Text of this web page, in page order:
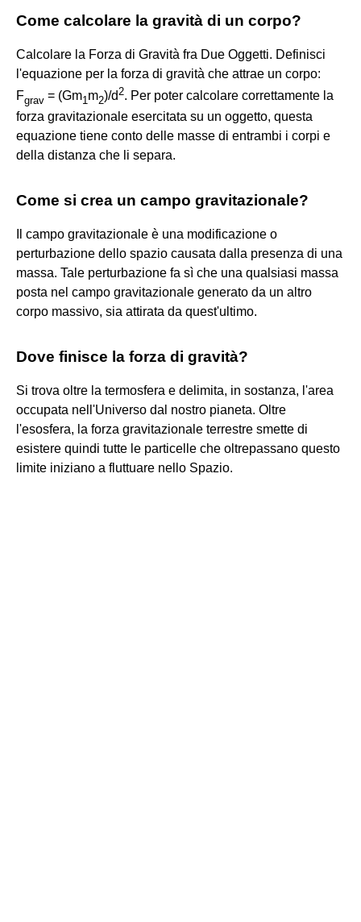
Come calcolare la gravità di un corpo?
Calcolare la Forza di Gravità fra Due Oggetti. Definisci
l'equazione per la forza di gravità che attrae un corpo:
Fgrav = (Gm1 m2)/d 2. Per poter calcolare correttamente la
forza gravitazionale esercitata su un oggetto, questa
equazione tiene conto delle masse di entrambi i corpi e
della distanza che li separa.
Come si crea un campo gravitazionale?
Il campo gravitazionale è una modificazione o
perturbazione dello spazio causata dalla presenza di una
massa. Tale perturbazione fa sì che una qualsiasi massa
posta nel campo gravitazionale generato da un altro
corpo massivo, sia attirata da quest'ultimo.
Dove finisce la forza di gravità?
Si trova oltre la termosfera e delimita, in sostanza, l'area
occupata nell'Universo dal nostro pianeta. Oltre
l'esosfera, la forza gravitazionale terrestre smette di
esistere quindi tutte le particelle che oltrepassano questo
limite iniziano a fluttuare nello Spazio.